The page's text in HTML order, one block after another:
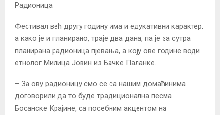
Радионица
Фестивал већ другу годину има и едукативни карактер,
а како је и планирано, траје два дана, па је за сутра
планирана радионица пјевања, а коју ове године води
етнолог Милица Јовин из Бачке Паланке.
– За ову радионицу смо се са нашим домаћинима
договорили да то буде традиционална песма
Босанске Крајине, са посебним акцентом на